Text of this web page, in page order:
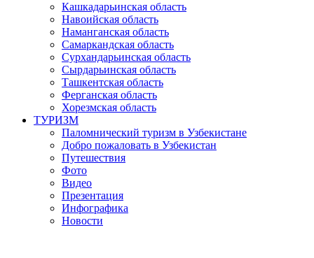
Кашкадарьинская область
Навоийская область
Наманганская область
Самаркандская область
Сурхандарьинская область
Сырдарьинская область
Ташкентская область
Ферганская область
Хорезмская область
ТУРИЗМ
Паломнический туризм в Узбекистане
Добро пожаловать в Узбекистан
Путешествия
Фото
Видео
Презентация
Инфографика
Новости